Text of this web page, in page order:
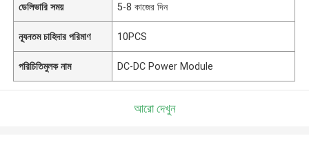
ডেলিভারি সময় 5-8 কাজের দিন
ন্যূনতম চাহিদার পরিমাণ 10PCS
পরিচিতিমুলক নাম DC-DC Power Module
আরো দেখুন